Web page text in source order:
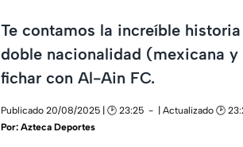
Te contamos la increíble
doble nacionalidad (mexicana
fichar con Al-Ain FC.
Publicado 20/08/2025 | 🕑 23:25
| Actualizado 🕑
Por: Azteca Deportes